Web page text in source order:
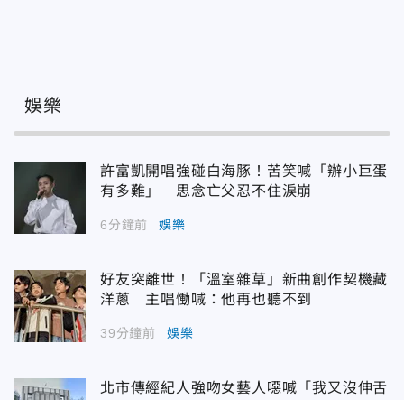
娛樂
許富凱開唱強碰白海豚！苦笑喊「辦小巨蛋
有多難」 思念亡父忍不住淚崩
6分鐘前 娛樂
好友突離世！「溫室雜草」新曲創作契機藏
洋蔥 主唱慟喊：他再也聽不到
39分鐘前 娛樂
北市傳經紀人強吻女藝人噁喊「我又沒伸舌